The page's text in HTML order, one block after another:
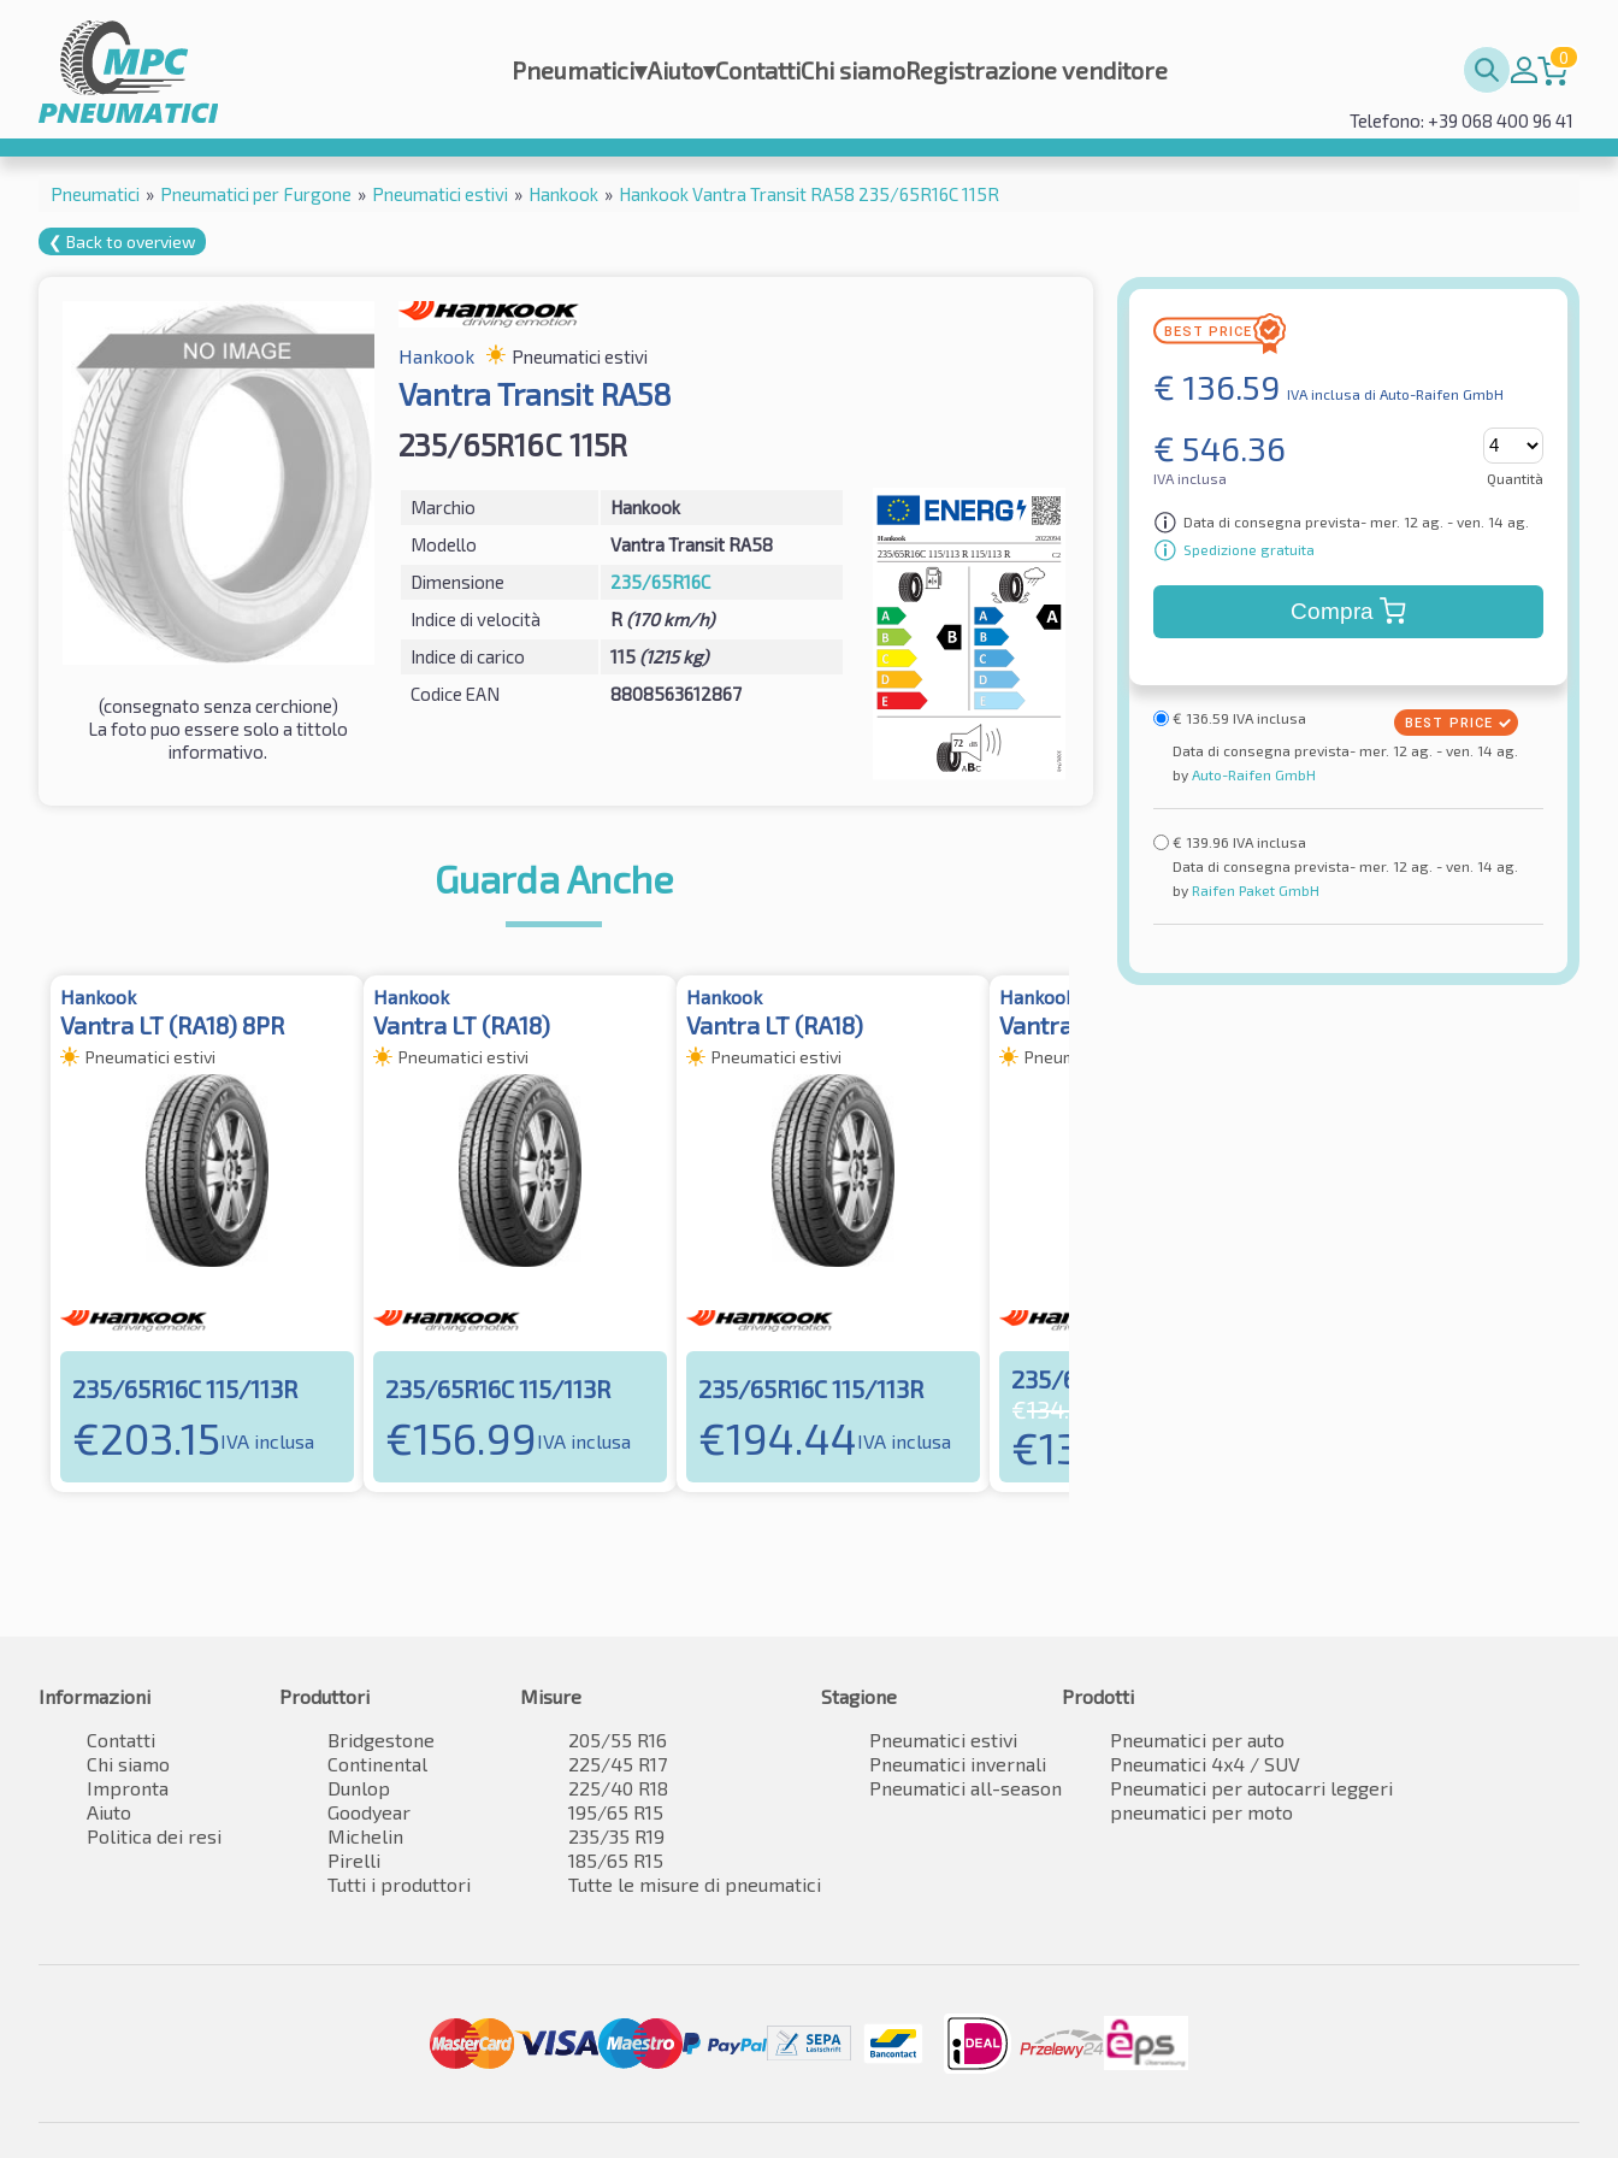
Pneumatici▾Aiuto▾ContattiChi siamoRegistrazione venditore 0
Telefono: +39 068 400 96 41
Pneumatici » Pneumatici per Furgone » Pneumatici estivi » Hankook » Hankook Vantra Transit RA58 235/65R16C 115R
❮ Back to overview
(consegnato senza cerchione)
La foto puo essere solo a tittolo
informativo.
Hankook Pneumatici estivi
Vantra Transit RA58
235/65R16C 115R
Marchio
Hankook
Modello
Vantra Transit RA58
Dimensione
235/65R16C
Indice di velocità
R (170 km/h)
Indice di carico
115 (1215 kg)
Codice EAN
8808563612867
€ 136.59 IVA inclusa di Auto-Raifen GmbH
€ 546.36
IVA inclusa Quantità
Data di consegna prevista- mer. 12 ag. - ven. 14 ag.
Spedizione gratuita
Compra
€ 136.59 IVA inclusa
Data di consegna prevista- mer. 12 ag. - ven. 14 ag.
by Auto-Raifen GmbH
€ 139.96 IVA inclusa
Data di consegna prevista- mer. 12 ag. - ven. 14 ag.
by Raifen Paket GmbH
Guarda Anche
Hankook
Vantra LT (RA18) 8PR
Pneumatici estivi
235/65R16C 115/113R
€203.15IVA inclusa
Hankook
Vantra LT (RA18)
Pneumatici estivi
235/65R16C 115/113R
€156.99IVA inclusa
Hankook
Vantra LT (RA18)
Pneumatici estivi
235/65R16C 115/113R
€194.44IVA inclusa
Hankook
Vantra LT (RA18) 8PR
Pneumatici estivi
235/65R16C 121/119R
€134.63
€131.93
Informazioni
Contatti
Chi siamo
Impronta
Aiuto
Politica dei resi
Produttori
Bridgestone
Continental
Dunlop
Goodyear
Michelin
Pirelli
Tutti i produttori
Misure
205/55 R16
225/45 R17
225/40 R18
195/65 R15
235/35 R19
185/65 R15
Tutte le misure di pneumatici
Stagione
Pneumatici estivi
Pneumatici invernali
Pneumatici all-season
Prodotti
Pneumatici per auto
Pneumatici 4x4 / SUV
Pneumatici per autocarri leggeri
pneumatici per moto